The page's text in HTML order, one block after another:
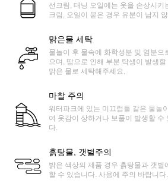
선크림, 태닝 오일에는 옷을 손상시키
크림, 오일이 묻은 경우 유분이 남지
맑은물 세탁
물놀이 후 물속에 화학성분 및 염분으
으며, 땀으로 인해 부분 탁생이 발생
맑은 물로 세탁해주세요.
마찰 주의
워터파크에 있는 미끄럼틀 같은 물놀
여 옷감이 상하거나 보풀이 발생할 수
다.
흙탕물, 갯벌주의
밝은 색상의 제품 경우 흙탕물과 갯벌
할 수 있습니다. 사용에 주의 바랍니다.